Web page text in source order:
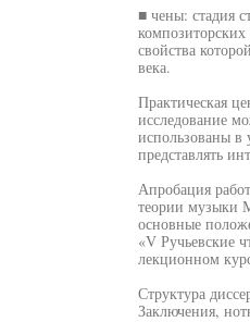
■ чены: стадия
свойства
века.
Практическая
исследование
использованы в
представлять
Апробация
теории музыки
основные
«V Ручьевские
лекционном
Структура
Заключения,